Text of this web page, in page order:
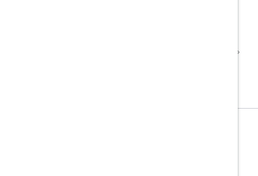
在 google-maps 标签下提问。